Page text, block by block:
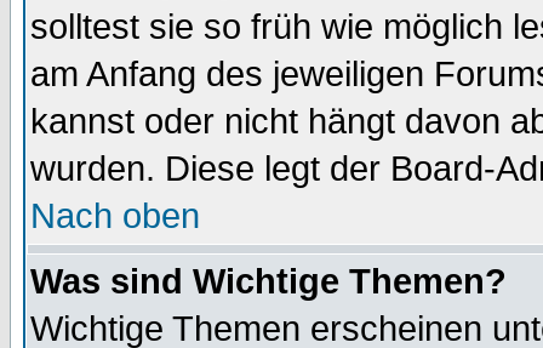
solltest sie so früh wie möglich
am Anfang des jeweiligen
kannst oder nicht hängt davon
wurden. Diese legt der Board-
Nach oben
Was sind Wichtige Themen?
Wichtige Themen erscheinen